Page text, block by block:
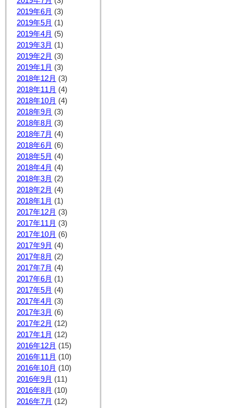
2019年6月 (3)
2019年5月 (1)
2019年4月 (5)
2019年3月 (1)
2019年2月 (3)
2019年1月 (3)
2018年12月 (3)
2018年11月 (4)
2018年10月 (4)
2018年9月 (3)
2018年8月 (3)
2018年7月 (4)
2018年6月 (6)
2018年5月 (4)
2018年4月 (4)
2018年3月 (2)
2018年2月 (4)
2018年1月 (1)
2017年12月 (3)
2017年11月 (3)
2017年10月 (6)
2017年9月 (4)
2017年8月 (2)
2017年7月 (4)
2017年6月 (1)
2017年5月 (4)
2017年4月 (3)
2017年3月 (6)
2017年2月 (12)
2017年1月 (12)
2016年12月 (15)
2016年11月 (10)
2016年10月 (10)
2016年9月 (11)
2016年8月 (10)
2016年7月 (12)